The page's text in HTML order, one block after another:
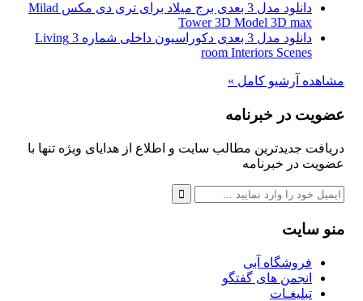
دانلود مدل 3 بعدی برج میلاد برای تری دی مکس Milad
Tower 3D Model 3D max
دانلود مدل 3 بعدی دکوراسیون داخلی شماره 3 Living
room Interiors Scenes
مشاهده آرشیو کامل »
عضویت در خبرنامه
دریافت جدیدترین مطالب سایت و اطلاع از هدایای ویژه تنها با
عضویت در خبرنامه
منو سایت
فروشگاه آبی
انجمن های گفتگو
تبلیغـات